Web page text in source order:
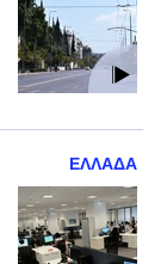
ΕΛΛΑΔΑ